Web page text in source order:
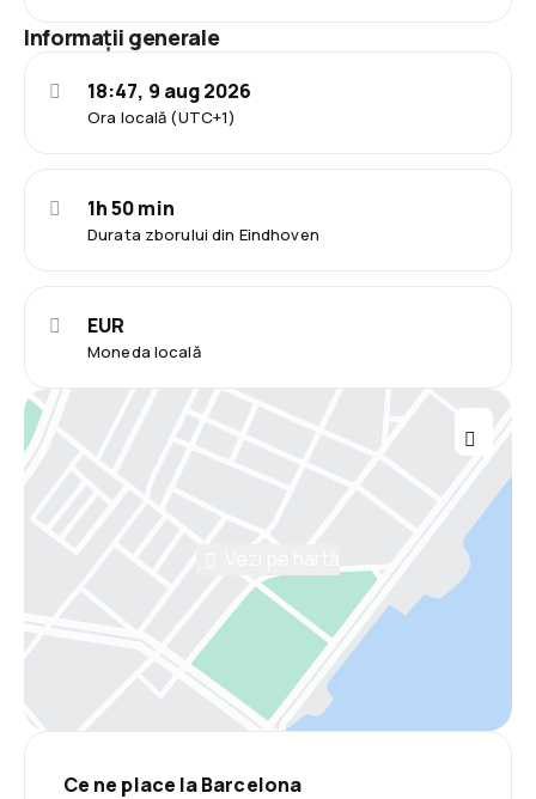
Informații generale
Ora locală (UTC+1)
18:47, 9 aug 2026
Durata zborului din Eindhoven
1h 50 min
Moneda locală
EUR
Ce ne place la Barcelona